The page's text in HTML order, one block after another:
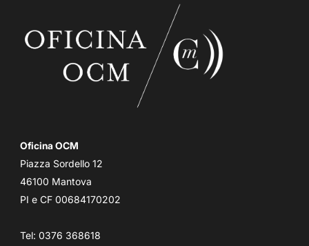
Oficina OCM
Piazza Sordello 12
46100 Mantova
PI e CF 00684170202
Tel: 0376 368618